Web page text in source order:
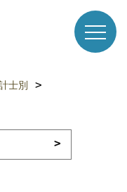
士別